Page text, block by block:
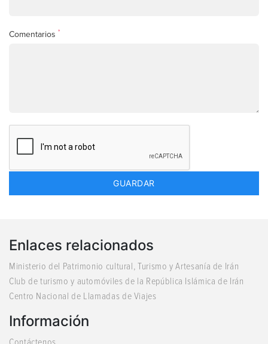
Comentarios *
Enlaces relacionados
Ministerio del Patrimonio cultural, Turismo y Artesanía de Irán
Club de turismo y automóviles de la República Islámica de Irán
Centro Nacional de Llamadas de Viajes
Información